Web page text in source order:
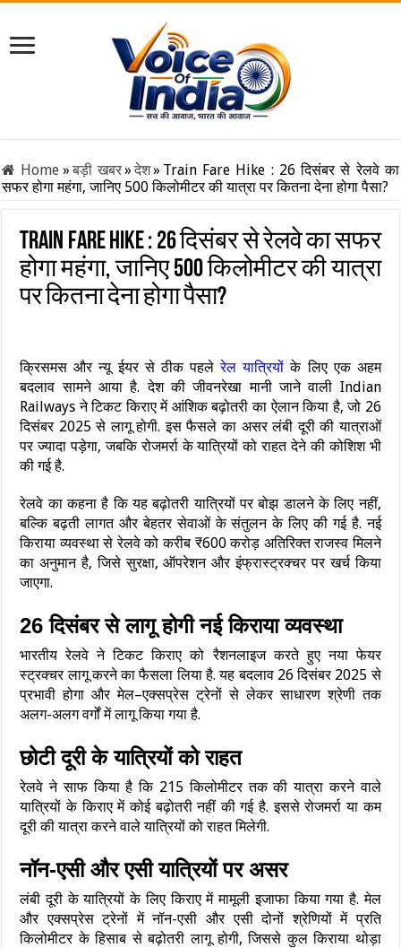
Home »बड़ी खबर»देश» Train Fare Hike : 26 दिसंबर से रेलवे का
सफर होगा महंगा, जानिए 500 किलोमीटर की यात्रा पर कितना देना होगा पैसा?
Train Fare Hike : 26 दिसंबर से रेलवे का सफर
होगा महंगा, जानिए 500 किलोमीटर की यात्रा
पर कितना देना होगा पैसा?
क्रिसमस और न्यू ईयर से ठीक पहलेरेल यात्रियों के लिए एक अहम
बदलाव सामने आया है. देश की जीवनरेखा मानी जाने वाली Indian
Railways ने टिकट किराए में आंशिक बढ़ोतरी का ऐलान किया है, जो 26
दिसंबर 2025 से लागू होगी. इस फैसले का असर लंबी दूरी की यात्राओं
पर ज्यादा पड़ेगा, जबकि रोजमर्रा के यात्रियों को राहत देने की कोशिश भी
की गई है.
रेलवे का कहना है कि यह बढ़ोतरी यात्रियों पर बोझ डालने के लिए नहीं,
बल्कि बढ़ती लागत और बेहतर सेवाओं के संतुलन के लिए की गई है. नई
किराया व्यवस्था से रेलवे को करीब ₹600 करोड़ अतिरिक्त राजस्व मिलने
का अनुमान है, जिसे सुरक्षा, ऑपरेशन और इंफ्रास्ट्रक्चर पर खर्च किया
जाएगा.
26 दिसंबर से लागू होगी नई किराया व्यवस्था
भारतीय रेलवे ने टिकट किराए को रैशनलाइज करते हुए नया फेयर
स्ट्रक्चर लागू करने का फैसला लिया है. यह बदलाव 26 दिसंबर 2025 से
प्रभावी होगा और मेल–एक्सप्रेस ट्रेनों से लेकर साधारण श्रेणी तक
अलग-अलग वर्गों में लागू किया गया है.
छोटी दूरी के यात्रियों को राहत
रेलवे ने साफ किया है कि 215 किलोमीटर तक की यात्रा करने वाले
यात्रियों के किराए में कोई बढ़ोतरी नहीं की गई है. इससे रोजमर्रा या कम
दूरी की यात्रा करने वाले यात्रियों को राहत मिलेगी.
नॉन-एसी और एसी यात्रियों पर असर
लंबी दूरी के यात्रियों के लिए किराए में मामूली इजाफा किया गया है. मेल
और एक्सप्रेस ट्रेनों में नॉन-एसी और एसी दोनों श्रेणियों में प्रति
किलोमीटर के हिसाब से बढ़ोतरी लागू होगी, जिससे कुल किराया थोड़ा